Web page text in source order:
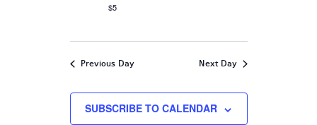
$5
Previous Day Next Day
SUBSCRIBE TO CALENDAR